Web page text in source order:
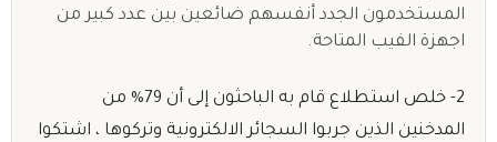
المستخدمون الجدد أنفسهم ضائعين بين عدد كبير من
اجهزة الفيب المتاحة.
2- خلص استطلاع قام به الباحثون إلى أن 79% من
المدخنين الذين جربوا السجائر الالكترونية وتركوها ، اشتكوا